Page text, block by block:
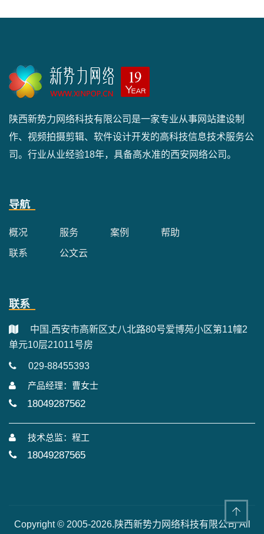
陕西新势力网络科技有限公司是一家专业从事网站建设制
作、视频拍摄剪辑、软件设计开发的高科技信息技术服务公
司。行业从业经验18年，具备高水准的西安网络公司。
导航
概况 服务 案例 帮助
联系 公文云
联系
中国.西安市高新区丈八北路80号爱博苑小区第11幢2
单元10层21011号房
029-88455393
产品经理：曹女士
18049287562
技术总监：程工
18049287565
Copyright © 2005-2026.陕西新势力网络科技有限公司 All